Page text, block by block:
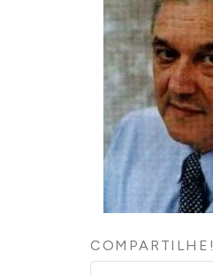
COMPARTILHE!